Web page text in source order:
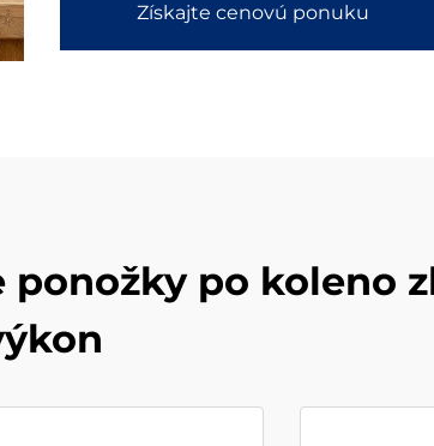
Získajte cenovú ponuku
po koleno